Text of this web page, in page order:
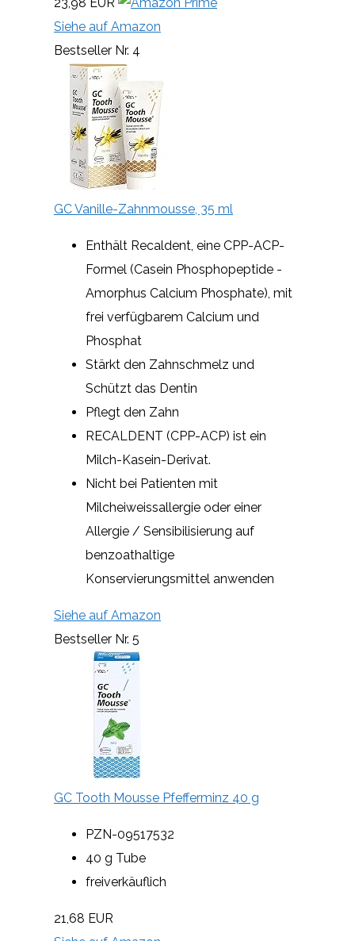
Siehe auf Amazon
Bestseller Nr. 4
GC Vanille-Zahnmousse, 35 ml
Enthält Recaldent, eine CPP-ACP-
Formel (Casein Phosphopeptide -
Amorphus Calcium Phosphate), mit
frei verfügbarem Calcium und
Phosphat
Stärkt den Zahnschmelz und
Schützt das Dentin
Pflegt den Zahn
RECALDENT (CPP-ACP) ist ein
Milch-Kasein-Derivat.
Nicht bei Patienten mit
Milcheiweissallergie oder einer
Allergie / Sensibilisierung auf
benzoathaltige
Konservierungsmittel anwenden
Siehe auf Amazon
Bestseller Nr. 5
GC Tooth Mousse Pfefferminz 40 g
PZN-09517532
40 g Tube
freiverkäuflich
21,68 EUR